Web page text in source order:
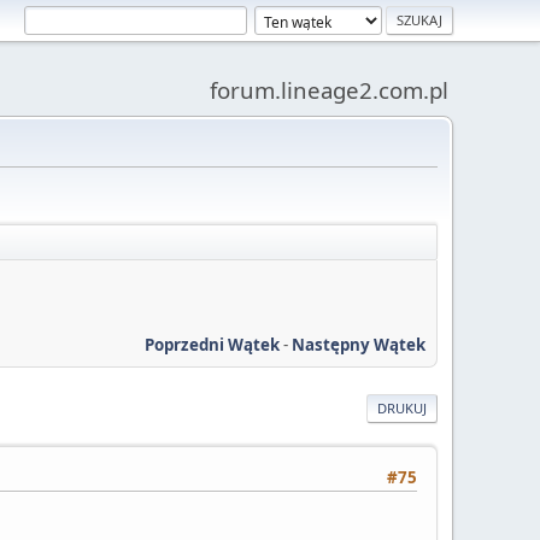
forum.lineage2.com.pl
Poprzedni Wątek- Następny Wątek
DRUKUJ
#75